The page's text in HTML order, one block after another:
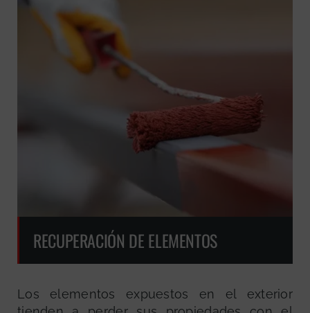
RECUPERACIÓN DE ELEMENTOS
Los elementos expuestos en el exterior